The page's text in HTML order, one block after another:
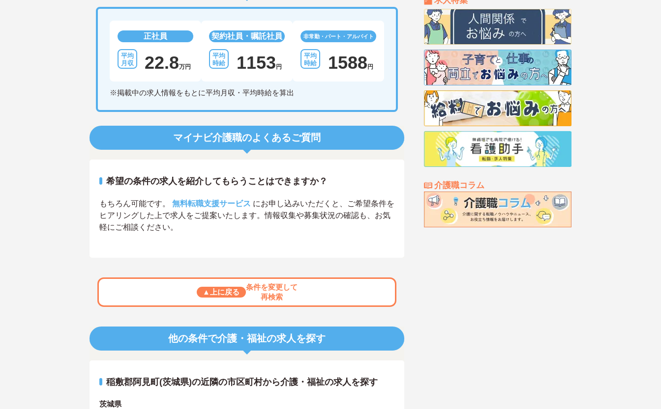
介護職コラム
正社員
22.8万円
契約社員・嘱託社員
1153 円
非常勤・パート・アルバイト
1588 円
※掲載中の求人情報をもとに平均月収・平均時給を算出
マイナビ介護職のよくあるご質問
希望の条件の求人を紹介してもらうことはできますか？
もちろん可能です。 無料転職支援サービス にお申し込みいただくと、ご希望条件を
ヒアリングした上で求人をご提案いたします。情報収集や募集状況の確認も、お気
軽にご相談ください。
▲上に戻る
条件を変更して
再検索
他の条件で介護・福祉の求人を探す
稲敷郡阿見町(茨城県)の近隣の市区町村から介護・福祉の求人を探す
茨城県